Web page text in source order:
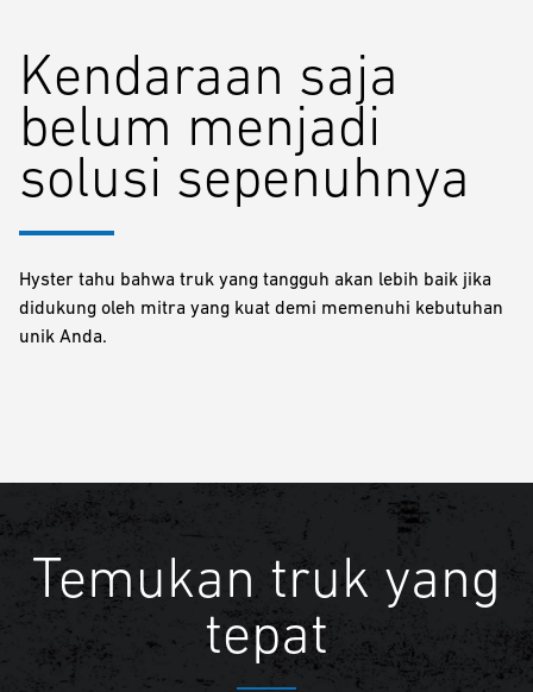
Kendaraan saja
belum menjadi
solusi sepenuhnya
Hyster tahu bahwa truk yang tangguh akan lebih baik jika
didukung oleh mitra yang kuat demi memenuhi kebutuhan
unik Anda.
Temukan truk yang
tepat